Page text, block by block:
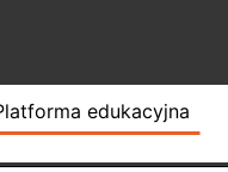
edukacyjna